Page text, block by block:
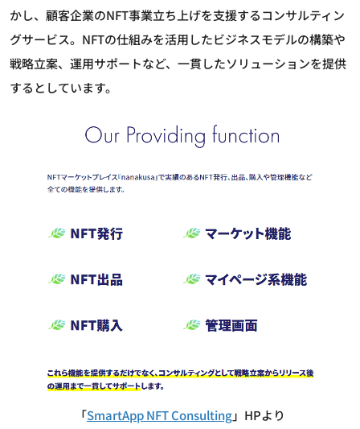
かし、顧客企業のNFT事業立ち上げを支援するコンサルティン
グサービス。NFTの仕組みを活用したビジネスモデルの構築や
戦略立案、運用サポートなど、一貫したソリューションを提供
するとしています。
「SmartApp NFT Consulting」HPより